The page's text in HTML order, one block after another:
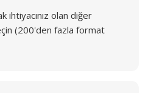
ihtiyacınız olan diğer
(200'den fazla format